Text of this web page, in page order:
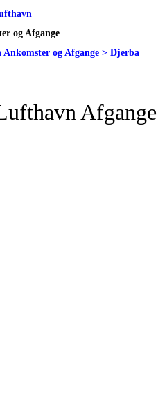
og Afgange
og Afgange > Djerba
Afgange